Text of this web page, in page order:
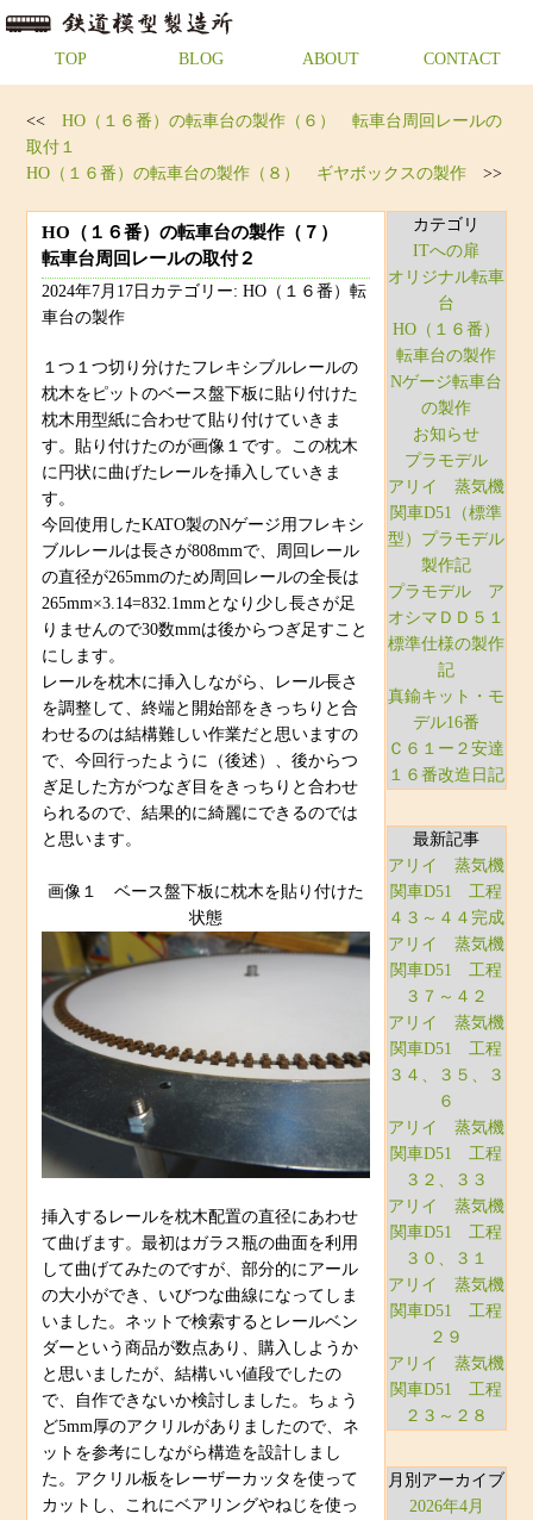
TOP BLOG ABOUT CONTACT
<<HO（１６番）の転車台の製作（６） 転車台周回レールの
取付１
HO（１６番）の転車台の製作（８） ギヤボックスの製作 >>
HO（１６番）の転車台の製作（７）
転車台周回レールの取付２
2024年7月17日カテゴリー: HO（１６番）転
車台の製作
１つ１つ切り分けたフレキシブルレールの
枕木をピットのベース盤下板に貼り付けた
枕木用型紙に合わせて貼り付けていきま
す。貼り付けたのが画像１です。この枕木
に円状に曲げたレールを挿入していきま
す。
今回使用したKATO製のNゲージ用フレキシ
ブルレールは長さが808mmで、周回レール
の直径が265mmのため周回レールの全長は
265mm×3.14=832.1mmとなり少し長さが足
りませんので30数mmは後からつぎ足すこと
にします。
レールを枕木に挿入しながら、レール長さ
を調整して、終端と開始部をきっちりと合
わせるのは結構難しい作業だと思いますの
で、今回行ったように（後述）、後からつ
ぎ足した方がつなぎ目をきっちりと合わせ
られるので、結果的に綺麗にできるのでは
と思います。
画像１ ベース盤下板に枕木を貼り付けた
状態
挿入するレールを枕木配置の直径にあわせ
て曲げます。最初はガラス瓶の曲面を利用
して曲げてみたのですが、部分的にアール
の大小ができ、いびつな曲線になってしま
いました。ネットで検索するとレールベン
ダーという商品が数点あり、購入しようか
と思いましたが、結構いい値段でしたの
で、自作できないか検討しました。ちょう
ど5mm厚のアクリルがありましたので、ネ
ットを参考にしながら構造を設計しまし
た。アクリル板をレーザーカッタを使って
カットし、これにベアリングやねじを使っ
カテゴリ
ITへの扉
オリジナル転車
台
HO（１６番）
転車台の製作
Nゲージ転車台
の製作
お知らせ
プラモデル
アリイ 蒸気機
関車D51（標準
型）プラモデル
製作記
プラモデル ア
オシマＤＤ５１
標準仕様の製作
記
真鍮キット・モ
デル16番
Ｃ６１ー２安達
１６番改造日記
最新記事
アリイ 蒸気機
関車D51 工程
４３～４４完成
アリイ 蒸気機
関車D51 工程
３７～４２
アリイ 蒸気機
関車D51 工程
３４、３５、３
６
アリイ 蒸気機
関車D51 工程
３２、３３
アリイ 蒸気機
関車D51 工程
３０、３１
アリイ 蒸気機
関車D51 工程
２９
アリイ 蒸気機
関車D51 工程
２３～２８
月別アーカイブ
2026年4月